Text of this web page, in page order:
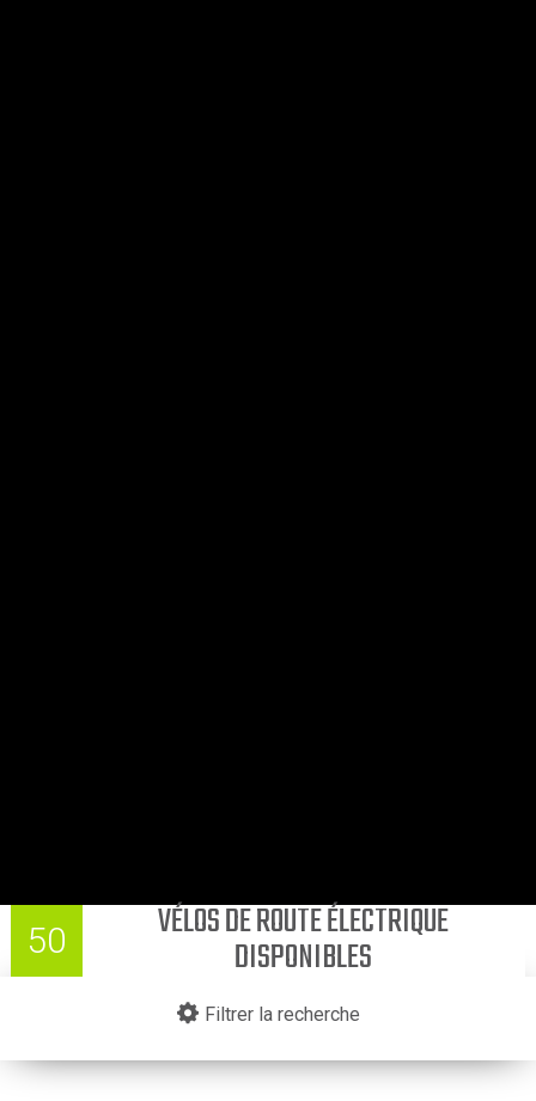
50 VÉLOS DE ROUTE ÉLECTRIQUE
DISPONIBLES
Filtrer la recherche